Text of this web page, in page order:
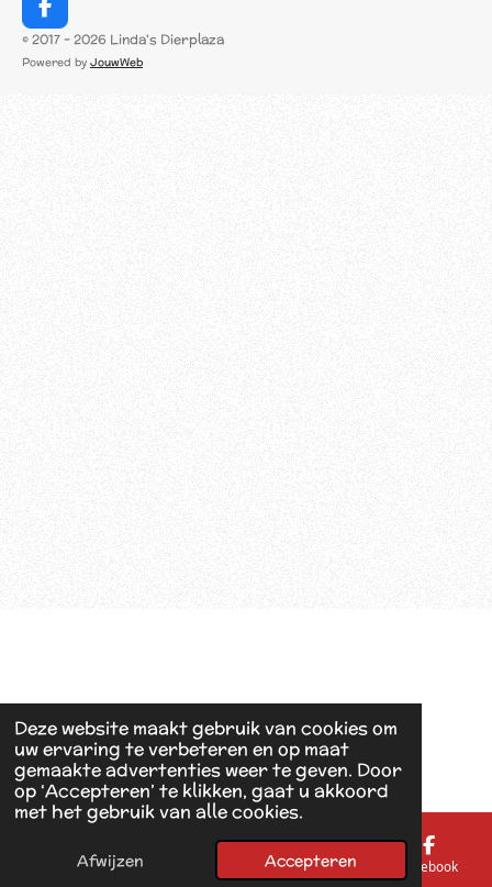
Deze website maakt gebruik van cookies om
uw ervaring te verbeteren en op maat
gemaakte advertenties weer te geven. Door
op ‘Accepteren’ te klikken, gaat u akkoord
met het gebruik van alle cookies.
Afwijzen Accepteren
F
a
c
© 2017 - 2026 Linda's Dierplaza
Powered by JouwWeb
E-mailadres Kaart Facebook